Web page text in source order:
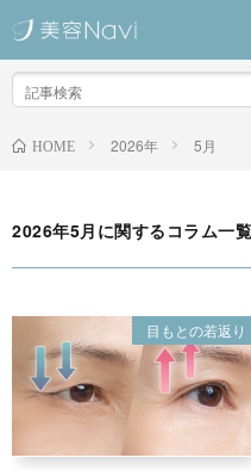
HOME 2026年 5月
2026年5月に関するコラム一覧
目もとの若返り